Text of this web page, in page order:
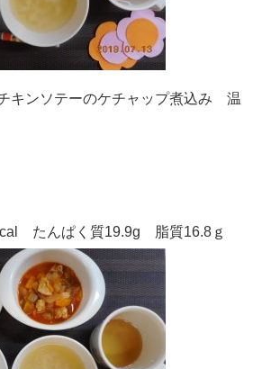
ンソテーのケチャップ煮込み 温
たんぱく質19.9g 脂質16.8ｇ